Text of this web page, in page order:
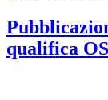
qualifica